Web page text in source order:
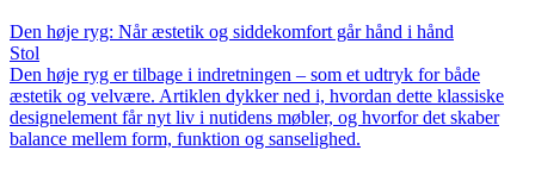
Den høje ryg: Når æstetik og siddekomfort går hånd i hånd
Stol
Den høje ryg er tilbage i indretningen – som et udtryk for både
æstetik og velvære. Artiklen dykker ned i, hvordan dette klassiske
designelement får nyt liv i nutidens møbler, og hvorfor det skaber
balance mellem form, funktion og sanselighed.